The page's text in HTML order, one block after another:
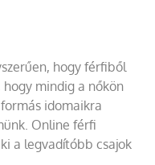
hogy férfiből
mindig a nőkön
idomaikra
Online férfi
a legvadítóbb csajok